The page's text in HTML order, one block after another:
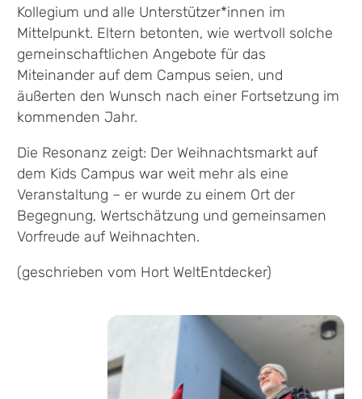
Kollegium und alle Unterstützer*innen im
Mittelpunkt. Eltern betonten, wie wertvoll solche
gemeinschaftlichen Angebote für das
Miteinander auf dem Campus seien, und
äußerten den Wunsch nach einer Fortsetzung im
kommenden Jahr.
Die Resonanz zeigt: Der Weihnachtsmarkt auf
dem Kids Campus war weit mehr als eine
Veranstaltung – er wurde zu einem Ort der
Begegnung, Wertschätzung und gemeinsamen
Vorfreude auf Weihnachten.
(geschrieben vom Hort WeltEntdecker)